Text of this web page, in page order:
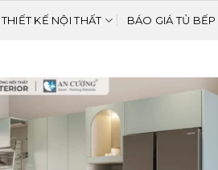
THIẾT KẾ NỘI THẤT BÁO GIÁ TỦ BẾP